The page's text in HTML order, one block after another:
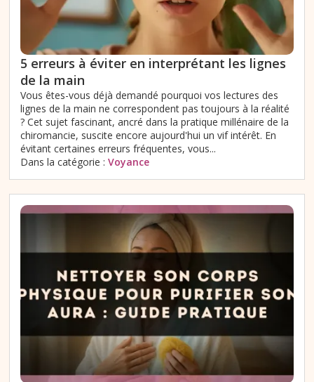
5 erreurs à éviter en interprétant les lignes
de la main
Vous êtes-vous déjà demandé pourquoi vos lectures des
lignes de la main ne correspondent pas toujours à la réalité
? Cet sujet fascinant, ancré dans la pratique millénaire de la
chiromancie, suscite encore aujourd'hui un vif intérêt. En
évitant certaines erreurs fréquentes, vous...
Dans la catégorie : Voyance